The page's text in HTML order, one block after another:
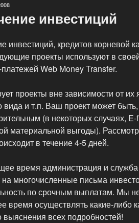
инвестиций
инвестиций, кредитов корневой
проекты используют в
платежей Web Money Transfer.
проекты вне зависимости от их
вида и т.п. Ваш проект может
(в некоторых случаях,
материальной выгоды).
в течение 4-5 дней.
время администрация и
на многочисленные письма
по срочным выплатам. Мы
время осуществлять какие-либо
выяснения всех подробностей!